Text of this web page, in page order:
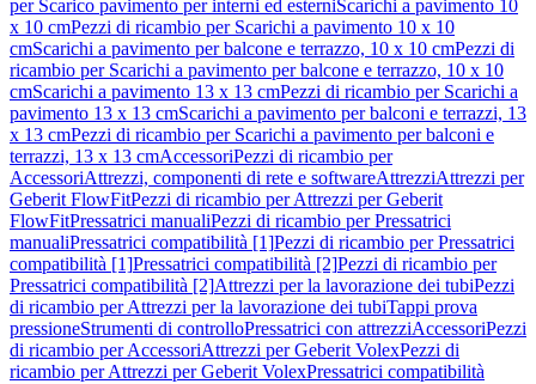
per Scarico pavimento per interni ed esterniScarichi a pavimento 10
x 10 cmPezzi di ricambio per Scarichi a pavimento 10 x 10
cmScarichi a pavimento per balcone e terrazzo, 10 x 10 cmPezzi di
ricambio per Scarichi a pavimento per balcone e terrazzo, 10 x 10
cmScarichi a pavimento 13 x 13 cmPezzi di ricambio per Scarichi a
pavimento 13 x 13 cmScarichi a pavimento per balconi e terrazzi, 13
x 13 cmPezzi di ricambio per Scarichi a pavimento per balconi e
terrazzi, 13 x 13 cmAccessoriPezzi di ricambio per
AccessoriAttrezzi, componenti di rete e softwareAttrezziAttrezzi per
Geberit FlowFitPezzi di ricambio per Attrezzi per Geberit
FlowFitPressatrici manualiPezzi di ricambio per Pressatrici
manualiPressatrici compatibilità [1]Pezzi di ricambio per Pressatrici
compatibilità [1]Pressatrici compatibilità [2]Pezzi di ricambio per
Pressatrici compatibilità [2]Attrezzi per la lavorazione dei tubiPezzi
di ricambio per Attrezzi per la lavorazione dei tubiTappi prova
pressioneStrumenti di controlloPressatrici con attrezziAccessoriPezzi
di ricambio per AccessoriAttrezzi per Geberit VolexPezzi di
ricambio per Attrezzi per Geberit VolexPressatrici compatibilità